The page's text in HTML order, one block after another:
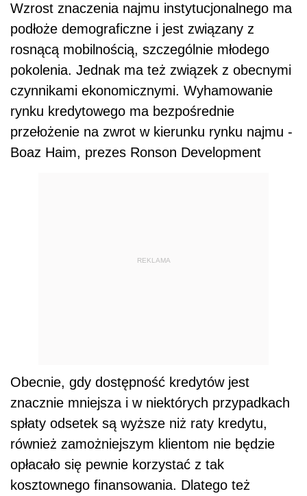
Wzrost znaczenia najmu instytucjonalnego ma
podłoże demograficzne i jest związany z
rosnącą mobilnością, szczególnie młodego
pokolenia. Jednak ma też związek z obecnymi
czynnikami ekonomicznymi. Wyhamowanie
rynku kredytowego ma bezpośrednie
przełożenie na zwrot w kierunku rynku najmu -
Boaz Haim, prezes Ronson Development
REKLAMA
Obecnie, gdy dostępność kredytów jest
znacznie mniejsza i w niektórych przypadkach
spłaty odsetek są wyższe niż raty kredytu,
również zamożniejszym klientom nie będzie
opłacało się pewnie korzystać z tak
kosztownego finansowania. Dlatego też